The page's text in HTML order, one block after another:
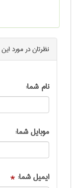
نظرتان در مورد این
نام شما:
موبایل شما:
ایمیل شما: *